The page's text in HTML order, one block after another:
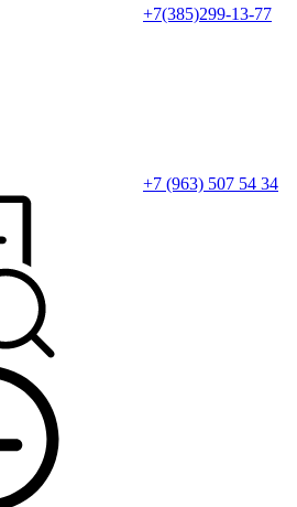
+7(385)299-13-77
+7 (963) 507 54 34